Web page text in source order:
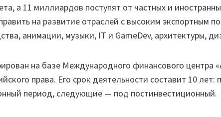
а 11 миллиардов поступят от частных и
на развитие отраслей с высоким экспортным
анимации, музыки, IT и GameDev, архитектуры,
на базе Международного финансового центра
права. Его срок деятельности составит 10 лет:
период, следующие — под постинвестиционный.